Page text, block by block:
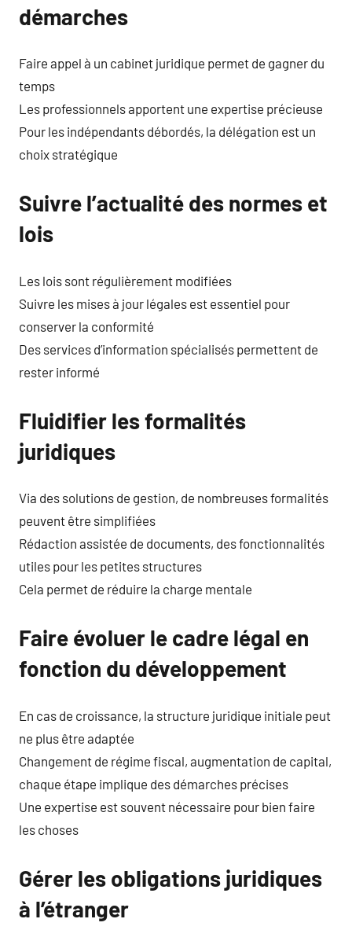
démarches
Faire appel à un cabinet juridique permet de gagner du
temps
Les professionnels apportent une expertise précieuse
Pour les indépendants débordés, la délégation est un
choix stratégique
Suivre l’actualité des normes et
lois
Les lois sont régulièrement modifiées
Suivre les mises à jour légales est essentiel pour
conserver la conformité
Des services d’information spécialisés permettent de
rester informé
Fluidifier les formalités
juridiques
Via des solutions de gestion, de nombreuses formalités
peuvent être simplifiées
Rédaction assistée de documents, des fonctionnalités
utiles pour les petites structures
Cela permet de réduire la charge mentale
Faire évoluer le cadre légal en
fonction du développement
En cas de croissance, la structure juridique initiale peut
ne plus être adaptée
Changement de régime fiscal, augmentation de capital,
chaque étape implique des démarches précises
Une expertise est souvent nécessaire pour bien faire
les choses
Gérer les obligations juridiques
à l’étranger